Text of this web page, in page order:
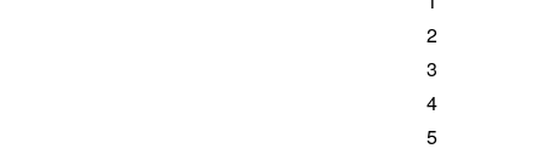
2
3
4
5